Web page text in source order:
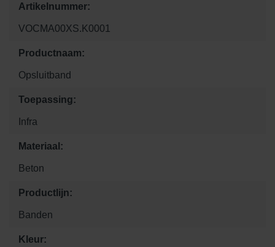
Artikelnummer:
VOCMA00XS.K0001
Productnaam:
Opsluitband
Toepassing:
Infra
Materiaal:
Beton
Productlijn:
Banden
Kleur: